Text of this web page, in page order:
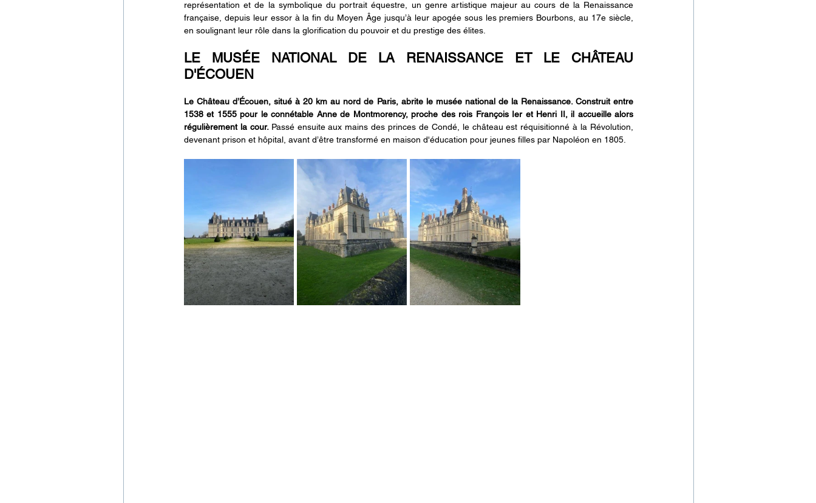
représentation et de la symbolique du portrait équestre, un genre artistique majeur au cours de la Renaissance
française, depuis leur essor à la fin du Moyen Âge jusqu’à leur apogée sous les premiers Bourbons, au 17e siècle,
en soulignant leur rôle dans la glorification du pouvoir et du prestige des élites.
LE MUSÉE NATIONAL DE LA RENAISSANCE ET LE CHÂTEAU
D'ÉCOUEN
Le Château d’Écouen, situé à 20 km au nord de Paris, abrite le musée national de la Renaissance. Construit entre
1538 et 1555 pour le connétable Anne de Montmorency, proche des rois François Ier et Henri II, il accueille alors
régulièrement la cour. Passé ensuite aux mains des princes de Condé, le château est réquisitionné à la Révolution,
devenant prison et hôpital, avant d’être transformé en maison d'éducation pour jeunes filles par Napoléon en 1805.